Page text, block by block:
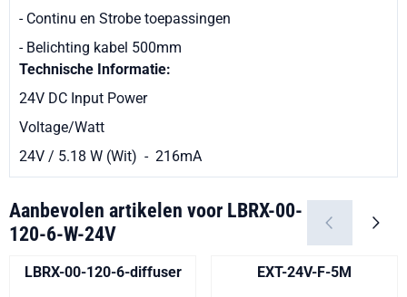
- Continu en Strobe toepassingen
- Belichting kabel 500mm
Technische Informatie:
24V DC Input Power
Voltage/Watt
24V / 5.18 W (Wit) - 216mA
Aanbevolen artikelen voor LBRX-00-
120-6-W-24V
LBRX-00-120-6-diffuser EXT-24V-F-5M